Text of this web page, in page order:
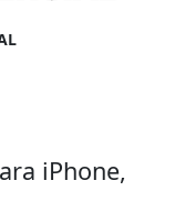
iPhone,